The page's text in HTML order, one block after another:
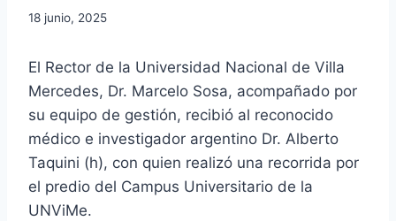
18 junio, 2025
El Rector de la Universidad Nacional de Villa
Mercedes, Dr. Marcelo Sosa, acompañado por
su equipo de gestión, recibió al reconocido
médico e investigador argentino Dr. Alberto
Taquini (h), con quien realizó una recorrida por
el predio del Campus Universitario de la
UNViMe.